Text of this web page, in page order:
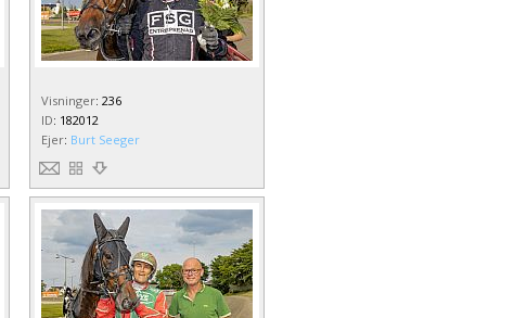
Visninger: 236
ID: 182012
Ejer: Burt Seeger